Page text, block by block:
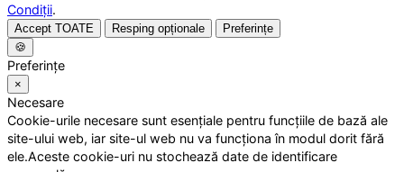
Condiții.
Accept TOATE Resping opționale
Preferințe
🍪
Preferințe
×
Necesare
Cookie-urile necesare sunt esențiale pentru funcțiile de bază ale
site-ului web, iar site-ul web nu va funcționa în modul dorit fără
ele.Aceste cookie-uri nu stochează date de identificare